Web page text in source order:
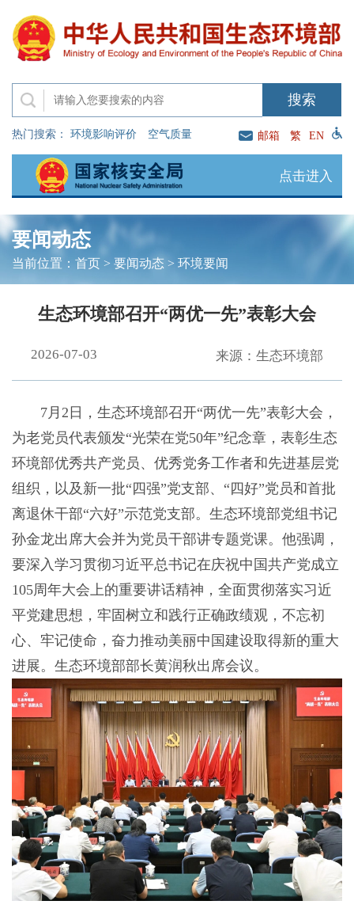
热门搜索： 环境影响评价 空气质量 邮箱 繁 EN
点击进入
要闻动态
当前位置： 首页> 要闻动态 > 环境要闻
生态环境部召开“两优一先”表彰大会
2026-07-03 来源：生态环境部
7月2日，生态环境部召开“两优一先”表彰大会，
为老党员代表颁发“光荣在党50年”纪念章，表彰生态
环境部优秀共产党员、优秀党务工作者和先进基层党
组织，以及新一批“四强”党支部、“四好”党员和首批
离退休干部“六好”示范党支部。生态环境部党组书记
孙金龙出席大会并为党员干部讲专题党课。他强调，
要深入学习贯彻习近平总书记在庆祝中国共产党成立
105周年大会上的重要讲话精神，全面贯彻落实习近
平党建思想，牢固树立和践行正确政绩观，不忘初
心、牢记使命，奋力推动美丽中国建设取得新的重大
进展。生态环境部部长黄润秋出席会议。